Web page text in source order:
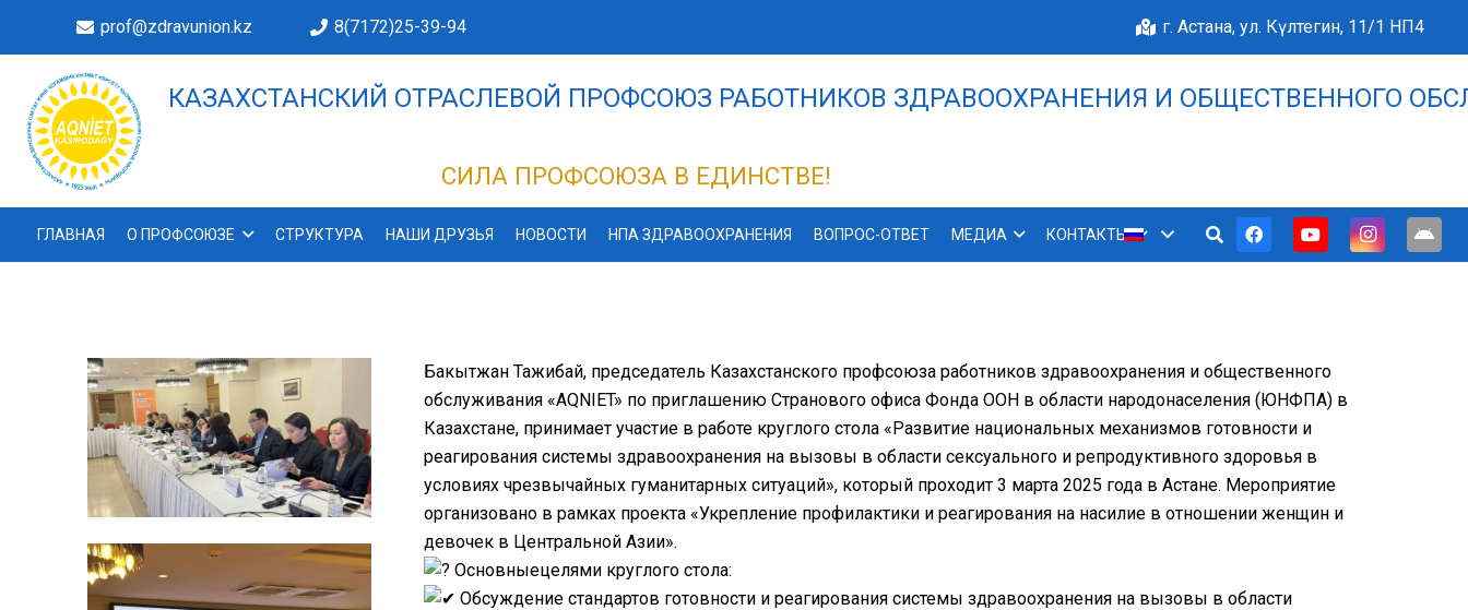
prof@zdravunion.kz 8(7172)25-39-94 г. Астана, ул. Күлтегин, 11/1 НП4
КАЗАХСТАНСКИЙ ОТРАСЛЕВОЙ ПРОФСОЮЗ РАБОТНИКОВ ЗДРАВООХРАНЕНИЯ И ОБЩЕСТВЕННОГО
СИЛА ПРОФСОЮЗА В ЕДИНСТВЕ!
ГЛАВНАЯ О ПРОФСОЮЗЕ СТРУКТУРА НАШИ ДРУЗЬЯ НОВОСТИ НПА ЗДРАВООХРАНЕНИЯ ВОПРОС-ОТВЕТ МЕДИА КОНТАКТЫ
Бакытжан Тажибай, председатель Казахстанского профсоюза работников здравоохранения и общественного
обслуживания «AQNIET» по приглашению Странового офиса Фонда ООН в области народонаселения (ЮНФПА) в
Казахстане, принимает участие в работе круглого стола «Развитие национальных механизмов готовности и
реагирования системы здравоохранения на вызовы в области сексуального и репродуктивного здоровья в
условиях чрезвычайных гуманитарных ситуаций», который проходит 3 марта 2025 года в Астане. Мероприятие
организовано в рамках проекта «Укрепление профилактики и реагирования на насилие в отношении женщин и
девочек в Центральной Азии».
Основныецелями круглого стола:
Обсуждение стандартов готовности и реагирования системы здравоохранения на вызовы в области